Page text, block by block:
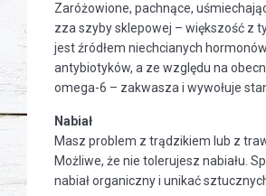
Zaróżowione, pachnące,
zza szyby sklepowej – większość z
jest źródłem niechcianych
antybiotyków, a ze względu na
omega-6 – zakwasza i wywołuje
Nabiał
Masz problem z trądzikiem lub z
Możliwe, że nie tolerujesz nabiału.
nabiał organiczny i unikać